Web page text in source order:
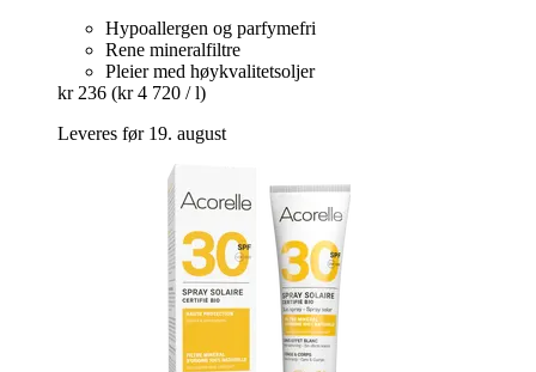
Hypoallergen og parfymefri
Rene mineralfiltre
Pleier med høykvalitetsoljer
kr 236 (kr 4 720 / l)
Leveres før 19. august